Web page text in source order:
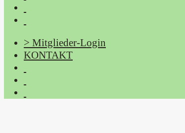
> Mitglieder-Login
KONTAKT